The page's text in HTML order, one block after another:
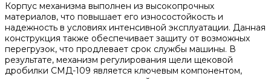
Корпус механизма выполнен из высокопрочных
материалов, что повышает его износостойкость и
надежность в условиях интенсивной эксплуатации. Данная
конструкция также обеспечивает защиту от возможных
перегрузок, что продлевает срок службы машины. В
результате, механизм регулирования щели щековой
дробилки СМД-109 является ключевым компонентом,